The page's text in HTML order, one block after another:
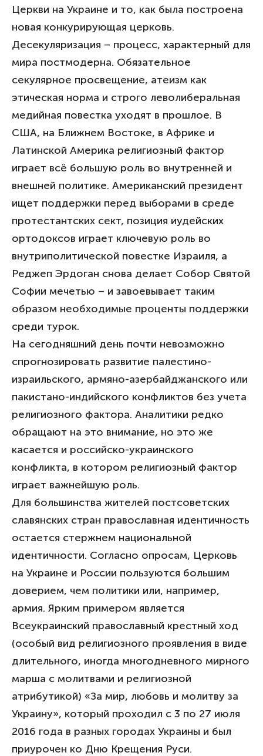
Церкви на Украине и то, как была построена
новая конкурирующая церковь.
Десекуляризация – процесс, характерный для
мира постмодерна. Обязательное
секулярное просвещение, атеизм как
этическая норма и строго леволиберальная
медийная повестка уходят в прошлое. В
США, на Ближнем Востоке, в Африке и
Латинской Америка религиозный фактор
играет всё большую роль во внутренней и
внешней политике. Американский президент
ищет поддержки перед выборами в среде
протестантских сект, позиция иудейских
ортодоксов играет ключевую роль во
внутриполитической повестке Израиля, а
Реджеп Эрдоган снова делает Собор Святой
Софии мечетью – и завоевывает таким
образом необходимые проценты поддержки
среди турок.
На сегодняшний день почти невозможно
спрогнозировать развитие палестино-
израильского, армяно-азербайджанского или
пакистано-индийского конфликтов без учета
религиозного фактора. Аналитики редко
обращают на это внимание, но это же
касается и российско-украинского
конфликта, в котором религиозный фактор
играет важнейшую роль.
Для большинства жителей постсоветских
славянских стран православная идентичность
остается стержнем национальной
идентичности. Согласно опросам, Церковь
на Украине и России пользуются большим
доверием, чем политики или, например,
армия. Ярким примером является
Всеукраинский православный крестный ход
(особый вид религиозного проявления в виде
длительного, иногда многодневного мирного
марша с молитвами и религиозной
атрибутикой) «За мир, любовь и молитву за
Украину», который проходил с 3 по 27 июля
2016 года в разных городах Украины и был
приурочен ко Дню Крещения Руси.